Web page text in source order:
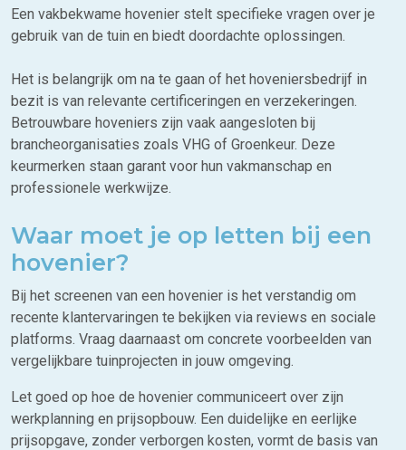
Een vakbekwame hovenier stelt specifieke vragen over je
gebruik van de tuin en biedt doordachte oplossingen.
Het is belangrijk om na te gaan of het hoveniersbedrijf in
bezit is van relevante certificeringen en verzekeringen.
Betrouwbare hoveniers zijn vaak aangesloten bij
brancheorganisaties zoals VHG of Groenkeur. Deze
keurmerken staan garant voor hun vakmanschap en
professionele werkwijze.
Waar moet je op letten bij een
hovenier?
Bij het screenen van een hovenier is het verstandig om
recente klantervaringen te bekijken via reviews en sociale
platforms. Vraag daarnaast om concrete voorbeelden van
vergelijkbare tuinprojecten in jouw omgeving.
Let goed op hoe de hovenier communiceert over zijn
werkplanning en prijsopbouw. Een duidelijke en eerlijke
prijsopgave, zonder verborgen kosten, vormt de basis van